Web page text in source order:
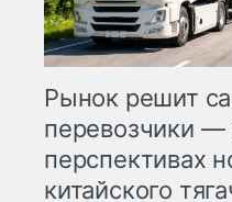
Рынок решит
перевозчики —
перспективах
китайского